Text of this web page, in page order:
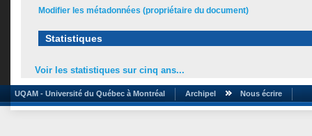
Modifier les métadonnées (propriétaire du document)
Statistiques
Voir les statistiques sur cinq ans...
UQAM - Université du Québec à Montréal Archipel Nous écrire